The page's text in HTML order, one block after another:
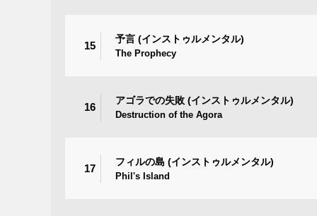
15
予言 (インストゥルメンタル)
The Prophecy
16
アゴラでの失敗 (インストゥルメンタル)
Destruction of the Agora
17
フィルの島 (インストゥルメンタル)
Phil's Island